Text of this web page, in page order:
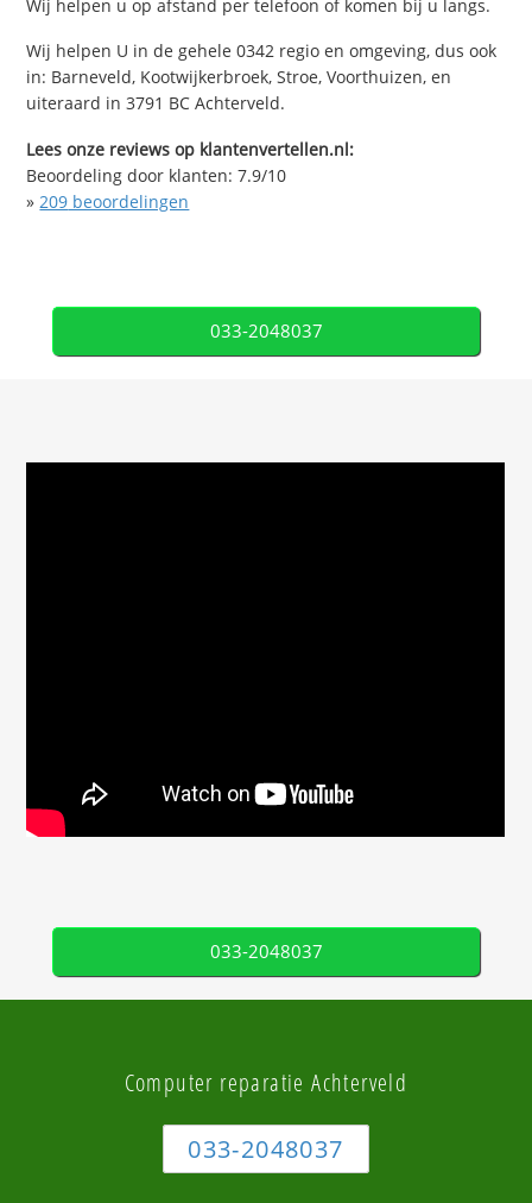
Wij helpen u op afstand per telefoon of komen bij u langs.
Wij helpen U in de gehele 0342 regio en omgeving, dus ook
in: Barneveld, Kootwijkerbroek, Stroe, Voorthuizen, en
uiteraard in 3791 BC Achterveld.
Lees onze reviews op klantenvertellen.nl:
Beoordeling door klanten:7.9/10
»209 beoordelingen
033-2048037
033-2048037
Computer reparatie Achterveld
033-2048037